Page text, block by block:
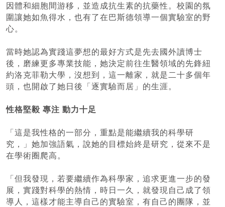
因體和細胞間游移，並造成抗生素的抗藥性。校園的氛
圍讓她如魚得水，也有了在巴斯德領導一個實驗室的野
心。
當時她認為實踐這夢想的最好方式是先去國外讀博士
後，磨練更多專業技能，她決定前往生醫領域的先鋒紐
約洛克菲勒大學，沒想到，這一離家，就是二十多個年
頭，也開啟了她日後「逐實驗而居」的生涯。
性格堅毅 專注 動力十足
「這是我性格的一部分，重點是能繼續我的科學研
究，」她加強語氣，說她的目標始終是研究，從來不是
在學術圈爬高。
「但我發現，若要繼續作為科學家，追求更進一步的發
展，實踐對科學的熱情，時日一久，就發現自己成了領
導人，這樣才能主導自己的實驗室，有自己的團隊，並